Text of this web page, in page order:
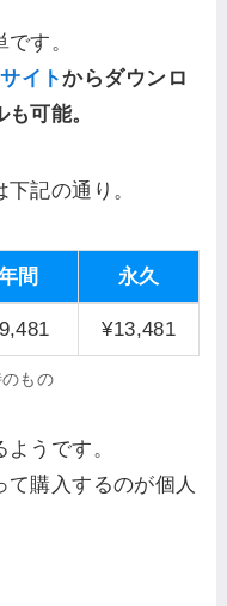
す。
イトからダウンロ
可能。
記の通り。
間 永久
¥13,481
もの
うです。
購入するのが個人